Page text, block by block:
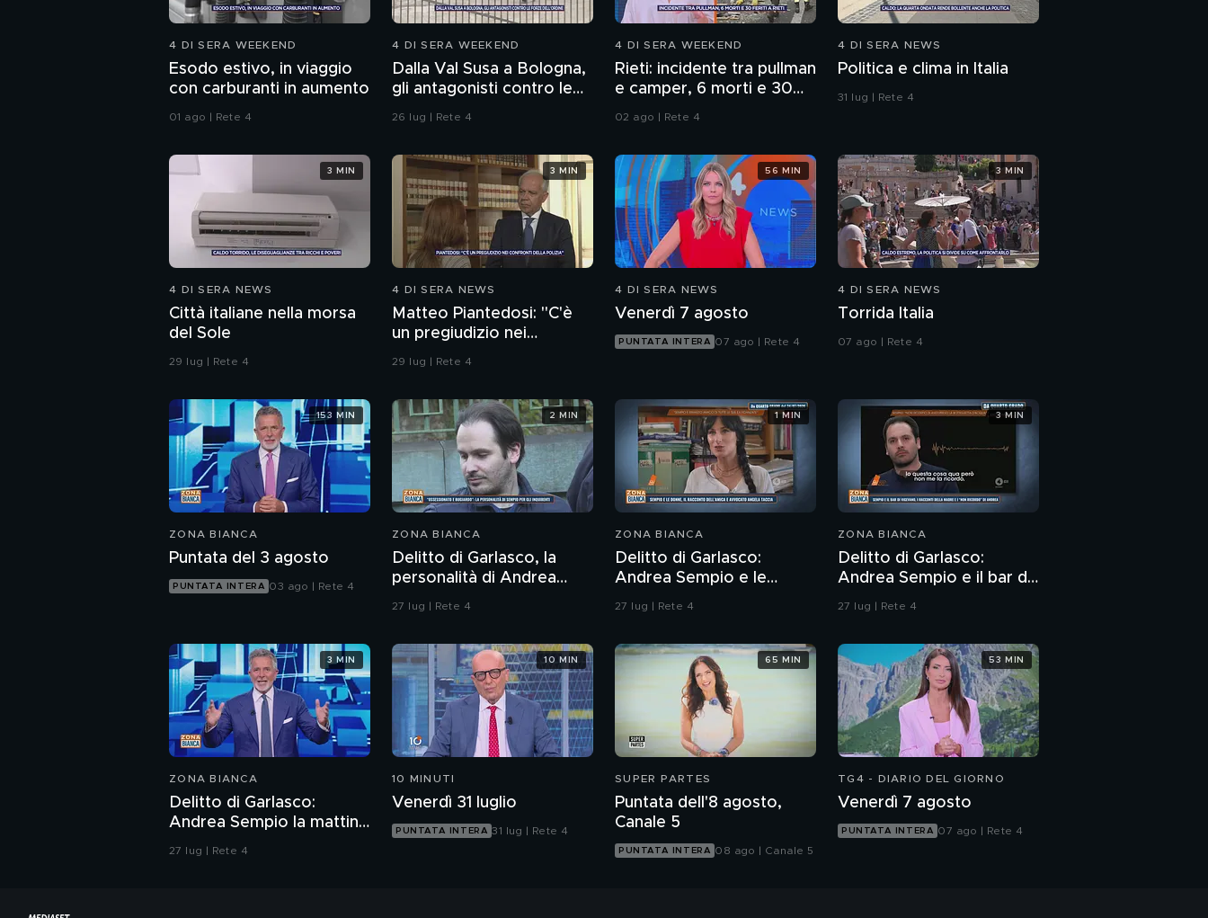
4 DI SERA WEEKEND
Esodo estivo, in viaggio
con carburanti in aumento
01 ago | Rete 4
4 DI SERA WEEKEND
Dalla Val Susa a Bologna,
gli antagonisti contro le
forze dell'ordine
26 lug | Rete 4
4 DI SERA WEEKEND
Rieti: incidente tra pullman
e camper, 6 morti e 30
02 ago | Rete 4
4 DI SERA NEWS
Politica e clima in Italia
31 lug | Rete 4
4 DI SERA NEWS
Città italiane nella morsa
del Sole
29 lug | Rete 4
3 MIN
4 DI SERA NEWS
Matteo Piantedosi: "C'è
un pregiudizio nei
confronti della polizia"
29 lug | Rete 4
3 MIN
4 DI SERA NEWS
Venerdì 7 agosto
PUNTATA INTERA 07 ago | Rete 4
56 MIN
4 DI SERA NEWS
Torrida Italia
07 ago | Rete 4
3 MIN
ZONA BIANCA
Puntata del 3 agosto
PUNTATA INTERA 03 ago | Rete 4
153 MIN
ZONA BIANCA
Delitto di Garlasco, la
personalità di Andrea
Sempio per gli inquirenti:
27 lug | Rete 4
2 MIN
ZONA BIANCA
Delitto di Garlasco:
Andrea Sempio e le
donne, il racconto
27 lug | Rete 4
1 MIN
ZONA BIANCA
Delitto di Garlasco:
Andrea Sempio e il bar di
Vigevano e i racconti
27 lug | Rete 4
3 MIN
ZONA BIANCA
Delitto di Garlasco:
Andrea Sempio la mattina
del delitto è stato in un
27 lug | Rete 4
3 MIN
10 MINUTI
Venerdì 31 luglio
PUNTATA INTERA 31 lug | Rete 4
10 MIN
SUPER PARTES
Puntata dell'8 agosto,
Canale 5
PUNTATA INTERA 08 ago | Canale 5
65 MIN
TG4 - DIARIO DEL GIORNO
Venerdì 7 agosto
PUNTATA INTERA 07 ago | Rete 4
53 MIN